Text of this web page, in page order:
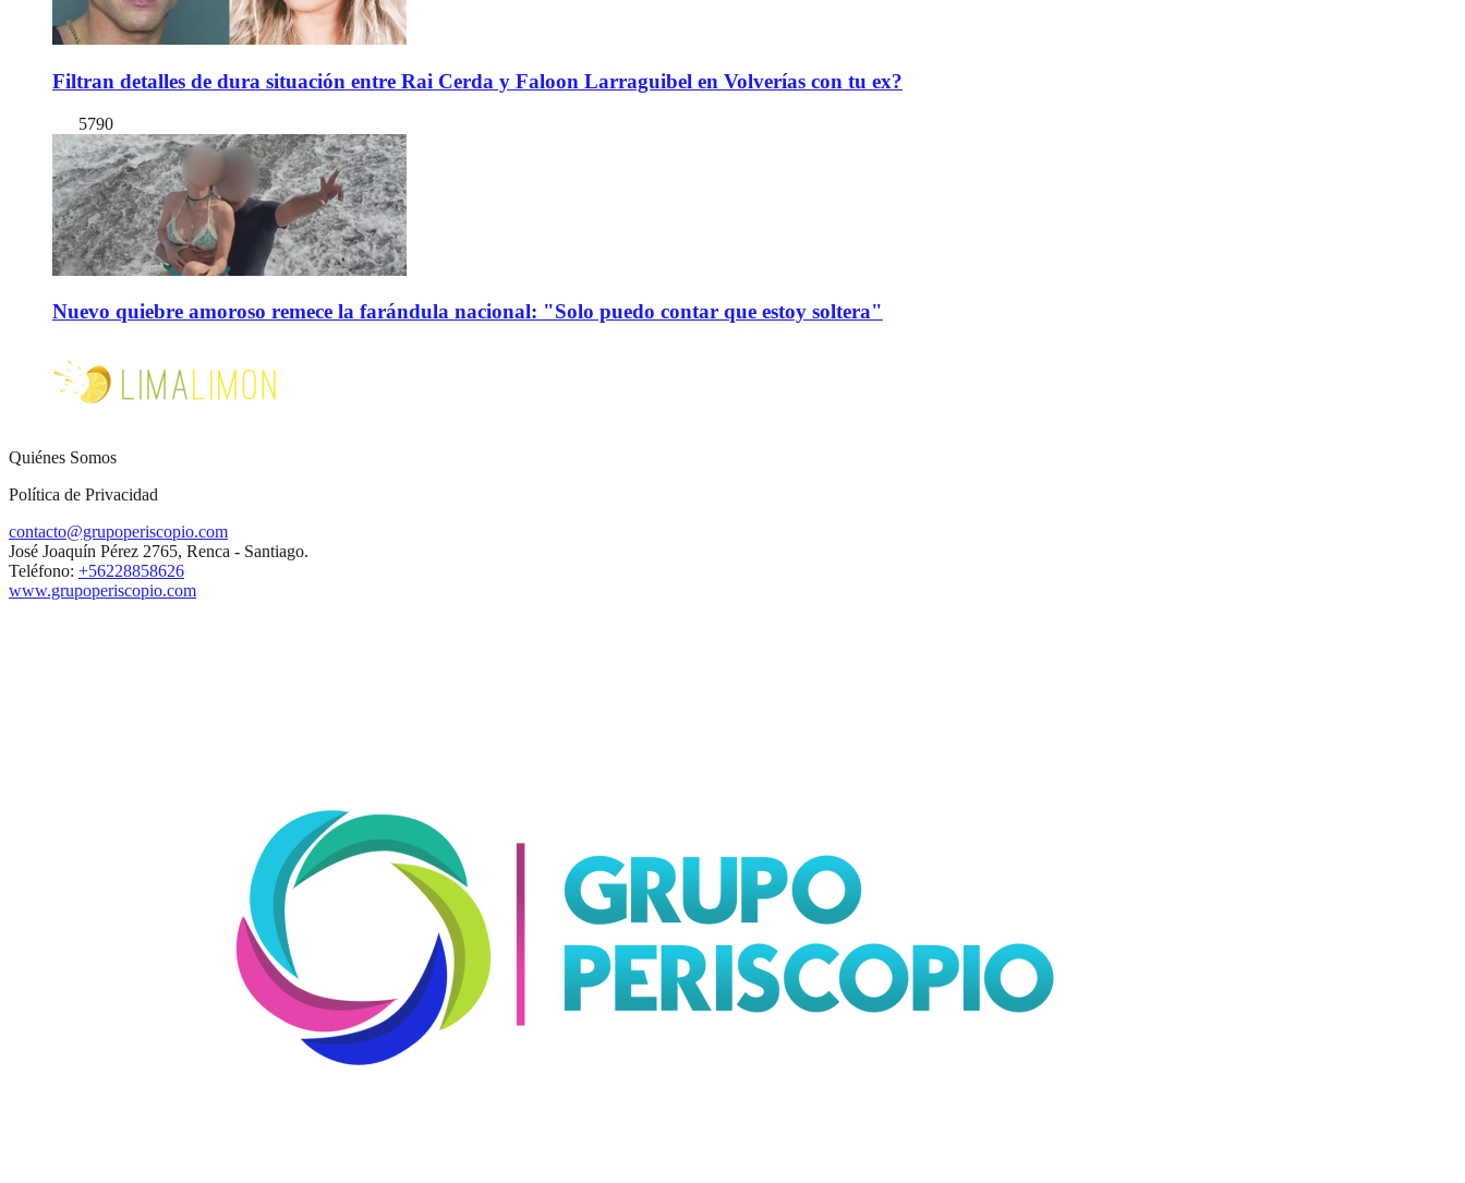
Filtran detalles de dura situación entre Rai Cerda y Faloon Larraguibel en Volverías con tu ex?
5790
Nuevo quiebre amoroso remece la farándula nacional: "Solo puedo contar que estoy soltera"
Quiénes Somos
Política de Privacidad
contacto@grupoperiscopio.com
José Joaquín Pérez 2765, Renca - Santiago.
Teléfono: +56228858626
www.grupoperiscopio.com